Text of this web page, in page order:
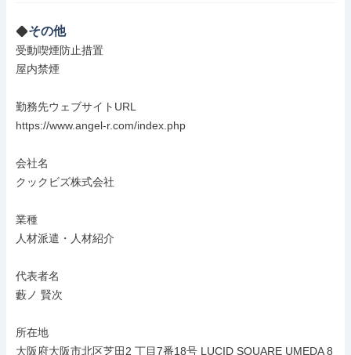
その他
受動喫煙防止措置
屋内禁煙
勤務先ウェブサイトURL
https://www.angel-r.com/index.php
会社名
クックビズ株式会社
業種
人材派遣・人材紹介
代表者名
藪ノ 賢次
所在地
大阪府大阪市北区芝田2 丁目7番18号 LUCID SQUARE UMEDA 8